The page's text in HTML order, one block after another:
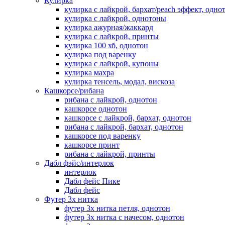
кулирка с лайкрой, бархат/peach эффект,
кулирка с лайкрой, однотоны
кулирка ажурная/жаккард
кулирка с лайкрой, принты
кулирка 100 хб, однотон
кулирка под варенку
кулирка с лайкрой, купоны
кулирка махра
кулирка тенсель, модал, вискоза
Кашкорсе/рибана
рибана с лайкрой, однотон
кашкорсе однотон
кашкорсе с лайкрой, бархат, однотон
рибана с лайкрой, бархат, однотон
кашкорсе под варенку
кашкорсе принт
рибана с лайкрой, принты
Дабл фэйс/интерлок
интерлок
Дабл фейс Пике
Дабл фейс
Футер 3х нитка
футер 3х нитка петля, однотон
футер 3х нитка с начесом, однотон